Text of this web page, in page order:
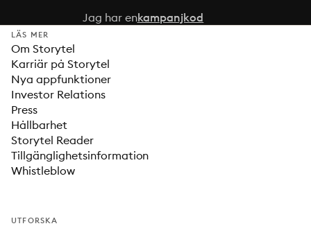
Jag har enkampanjkod
LÄS MER
Om Storytel
Karriär på Storytel
Nya appfunktioner
Investor Relations
Press
Hållbarhet
Storytel Reader
Tillgänglighetsinformation
Whistleblow
UTFORSKA